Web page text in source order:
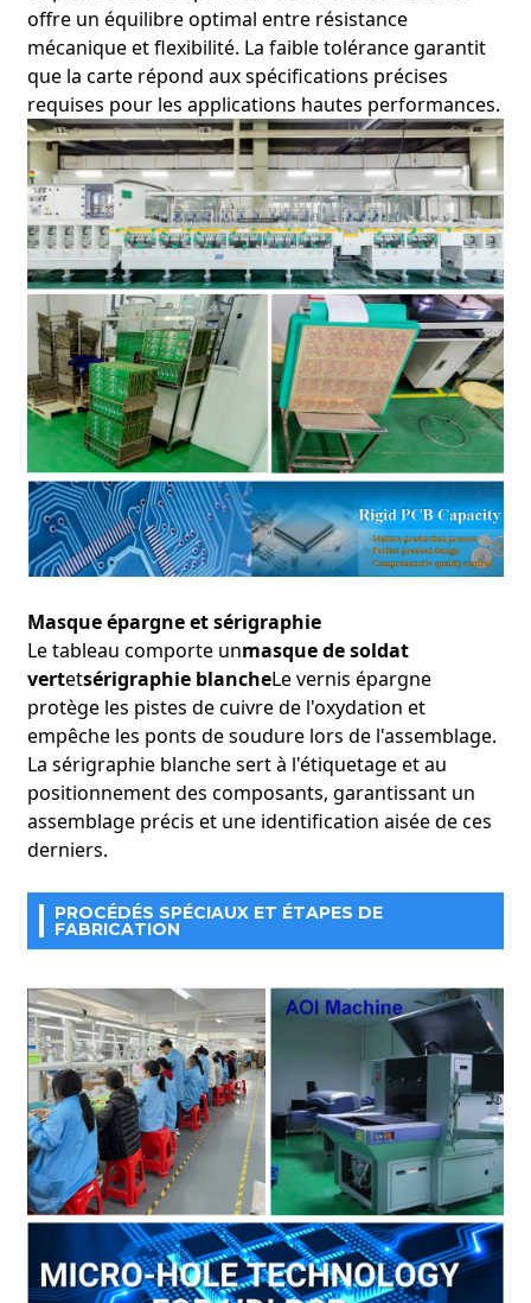
offre un équilibre optimal entre résistance
mécanique et flexibilité. La faible tolérance garantit
que la carte répond aux spécifications précises
requises pour les applications hautes performances.
Masque épargne et sérigraphie
Le tableau comporte unmasque de soldat
vertetsérigraphie blancheLe vernis épargne
protège les pistes de cuivre de l'oxydation et
empêche les ponts de soudure lors de l'assemblage.
La sérigraphie blanche sert à l'étiquetage et au
positionnement des composants, garantissant un
assemblage précis et une identification aisée de ces
derniers.
PROCÉDÉS SPÉCIAUX ET ÉTAPES DE
FABRICATION